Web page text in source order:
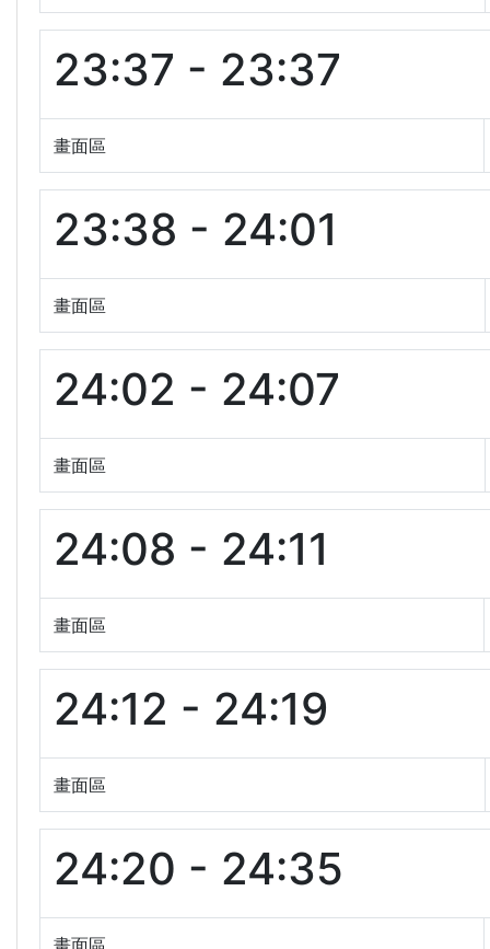
23:37 - 23:37
畫面區
23:38 - 24:01
畫面區
24:02 - 24:07
畫面區
24:08 - 24:11
畫面區
24:12 - 24:19
畫面區
24:20 - 24:35
畫面區